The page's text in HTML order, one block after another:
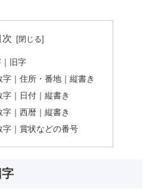
次
旧字
｜住所・番地｜縦書き
｜日付｜縦書き
｜西暦｜縦書き
字｜賞状などの番号